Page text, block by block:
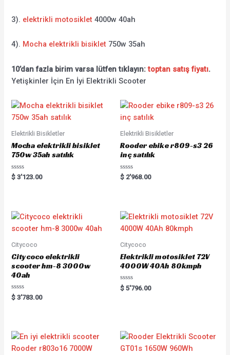
3). elektrikli motosiklet 4000w 40ah
4). Mocha elektrikli bisiklet 750w 35ah
10’dan fazla birim varsa lütfen tıklayın:toptan satış fiyatı.
Yetişkinler İçin En İyi Elektrikli Scooter
Elektrikli Bisikletler
Mocha elektrikli bisiklet
750w 35ah satılık
Rated
0
$ 3'123.00
Elektrikli Bisikletler
Rooder ebike r809-s3 26
inç satılık
Rated
0
$ 2'968.00
Citycoco
Citycoco elektrikli
scooter hm-8 3000w
40ah
Rated
0
$ 3'783.00
Citycoco
Elektrikli motosiklet 72V
4000W 40Ah 80kmph
Rated
0
$ 5'796.00